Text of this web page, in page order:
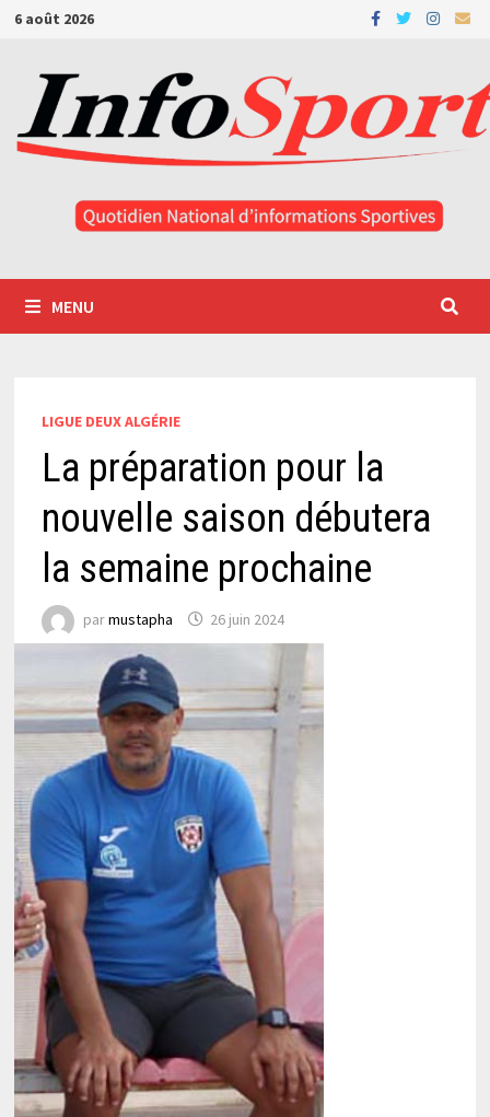
Passer
contenu
6 août 2026
MENU
LIGUE DEUX ALGÉRIE
La préparation pour la
nouvelle saison débutera
la semaine prochaine
parmustapha 26 juin 2024